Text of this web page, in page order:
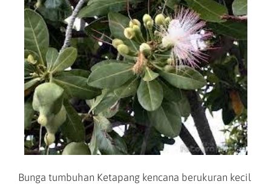
Bunga tumbuhan Ketapang kencana berukuran kecil